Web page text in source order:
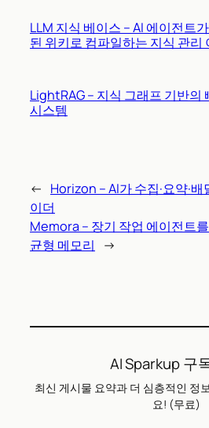
LLM 지식 베이스 – AI 에이전트
된 위키로 컴파일하는 지식 관리
LightRAG – 지식 그래프 기반의
시스템
← Horizon – AI가 수집·요약·
이더
Memora – 장기 작업 에이전트
균형 메모리
→
AI Sparkup 구
최신 게시물 요약과 더 심층적인 정
요! (무료)